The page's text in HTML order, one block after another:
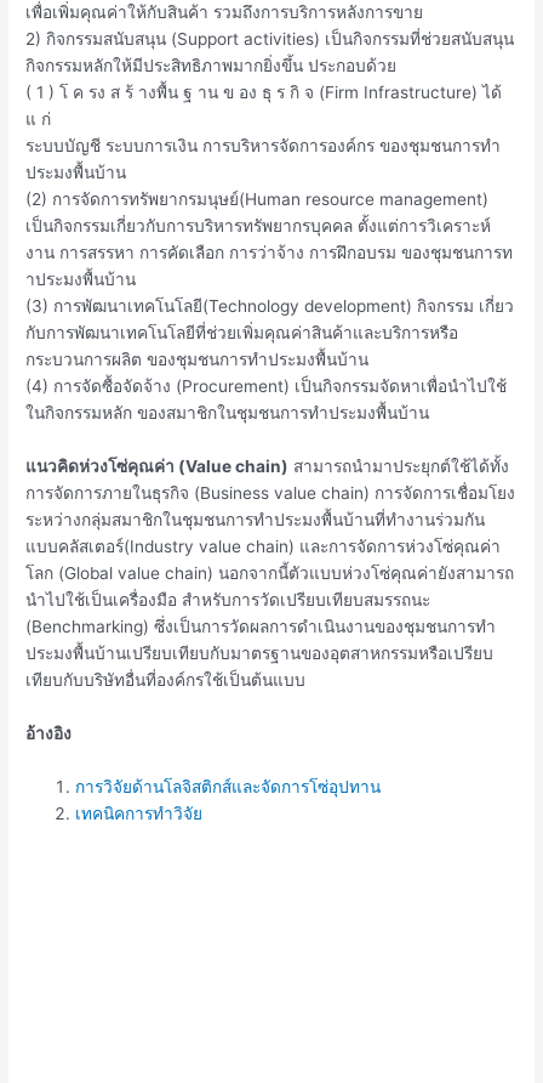
เพื่อเพิ่มคุณค่าให้กับสินค้า รวมถึงการบริการหลังการขาย
2) กิจกรรมสนับสนุน (Support activities) เป็นกิจกรรมที่ช่วยสนับสนุน
กิจกรรมหลักให้มีประสิทธิภาพมากยิ่งขึ้น ประกอบด้วย
( 1 ) โ ค รง ส ร้ างพื้น ฐ าน ข อง ธุ ร กิ จ (Firm Infrastructure) ได้
แ ก่
ระบบบัญชี ระบบการเงิน การบริหารจัดการองค์กร ของชุมชนการทำ
ประมงพื้นบ้าน
(2) การจัดการทรัพยากรมนุษย์(Human resource management)
เป็นกิจกรรมเกี่ยวกับการบริหารทรัพยากรบุคคล ตั้งแต่การวิเคราะห์
งาน การสรรหา การคัดเลือก การว่าจ้าง การฝึกอบรม ของชุมชนการท
าประมงพื้นบ้าน
(3) การพัฒนาเทคโนโลยี(Technology development) กิจกรรม เกี่ยว
กับการพัฒนาเทคโนโลยีที่ช่วยเพิ่มคุณค่าสินค้าและบริการหรือ
กระบวนการผลิต ของชุมชนการทำประมงพื้นบ้าน
(4) การจัดซื้อจัดจ้าง (Procurement) เป็นกิจกรรมจัดหาเพื่อนำไปใช้
ในกิจกรรมหลัก ของสมาชิกในชุมชนการทำประมงพื้นบ้าน
แนวคิดห่วงโซ่คุณค่า (Value chain) สามารถนำมาประยุกต์ใช้ได้ทั้ง
การจัดการภายในธุรกิจ (Business value chain) การจัดการเชื่อมโยง
ระหว่างกลุ่มสมาชิกในชุมชนการทำประมงพื้นบ้านที่ทำงานร่วมกัน
แบบคลัสเตอร์(Industry value chain) และการจัดการห่วงโซ่คุณค่า
โลก (Global value chain) นอกจากนี้ตัวแบบห่วงโซ่คุณค่ายังสามารถ
นำไปใช้เป็นเครื่องมือ สำหรับการวัดเปรียบเทียบสมรรถนะ
(Benchmarking) ซึ่งเป็นการวัดผลการดำเนินงานของชุมชนการทำ
ประมงพื้นบ้านเปรียบเทียบกับมาตรฐานของอุตสาหกรรมหรือเปรียบ
เทียบกับบริษัทอื่นที่องค์กรใช้เป็นต้นแบบ
อ้างอิง
การวิจัยด้านโลจิสติกส์และจัดการโซ่อุปทาน
เทคนิคการทำวิจัย